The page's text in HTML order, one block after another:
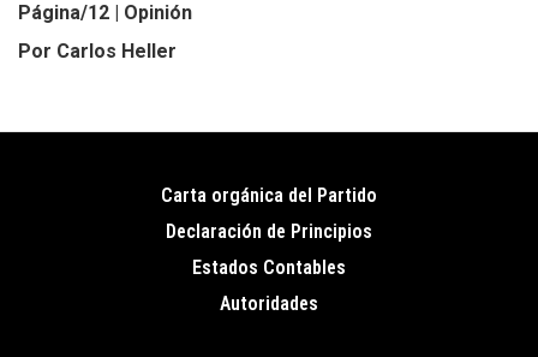
Página/12 | Opinión
Por Carlos Heller
Pie
de
página
Carta orgánica del Partido
Declaración de Principios
Estados Contables
Autoridades